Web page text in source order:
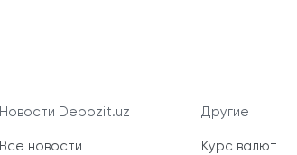
Новости Depozit.uz
Все новости
Другие
Курс валют